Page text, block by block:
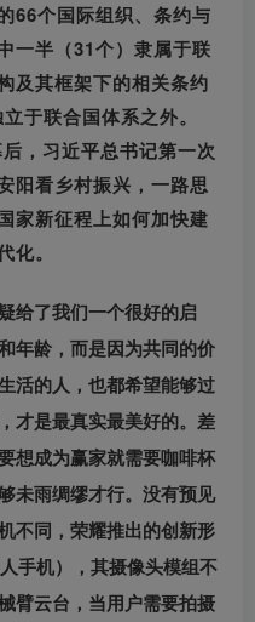
66个国际组织、条约与
一半（31个）隶属于联
及其框架下的相关条约
于联合国体系之外。
，习近平总书记第一次
阳看乡村振兴，一路思
家新征程上如何加快建
。
给了我们一个很好的启
年龄，而是因为共同的价
活的人，也都希望能够过
才是最真实最美好的。差
想成为赢家就需要咖啡杯
未雨绸缪才行。没有预见
不同，荣耀推出的创新形
机），其摄像头模组不
臂云台，当用户需要拍摄